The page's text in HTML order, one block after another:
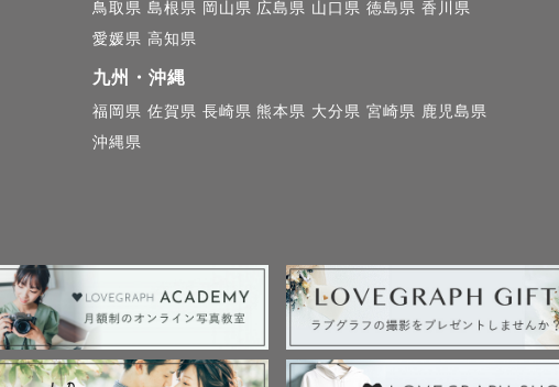
鳥取県 島根県 岡山県 広島県 山口県 徳島県 香川県
愛媛県 高知県
九州・沖縄
福岡県 佐賀県 長崎県 熊本県 大分県 宮崎県 鹿児島県
沖縄県